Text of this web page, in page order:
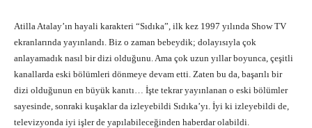
Atilla Atalay’ın hayali karakteri “Sıdıka”, ilk kez 1997 yılında Show TV
ekranlarında yayınlandı. Biz o zaman bebeydik; dolayısıyla çok
anlayamadık nasıl bir dizi olduğunu. Ama çok uzun yıllar boyunca, çeşitli
kanallarda eski bölümleri dönmeye devam etti. Zaten bu da, başarılı bir
dizi olduğunun en büyük kanıtı… İşte tekrar yayınlanan o eski bölümler
sayesinde, sonraki kuşaklar da izleyebildi Sıdıka’yı. İyi ki izleyebildi de,
televizyonda iyi işler de yapılabileceğinden haberdar olabildi.